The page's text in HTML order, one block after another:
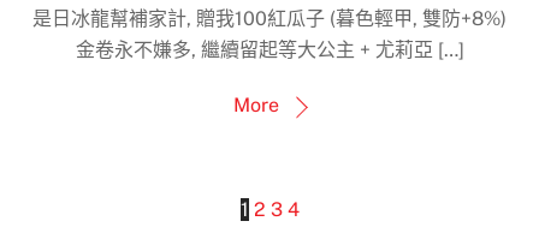
是日冰龍幫補家計, 贈我100紅瓜子 (暮色輕甲, 雙防+8%)
金卷永不嫌多, 繼續留起等大公主 + 尤莉亞 […]
More
1 2 3 4